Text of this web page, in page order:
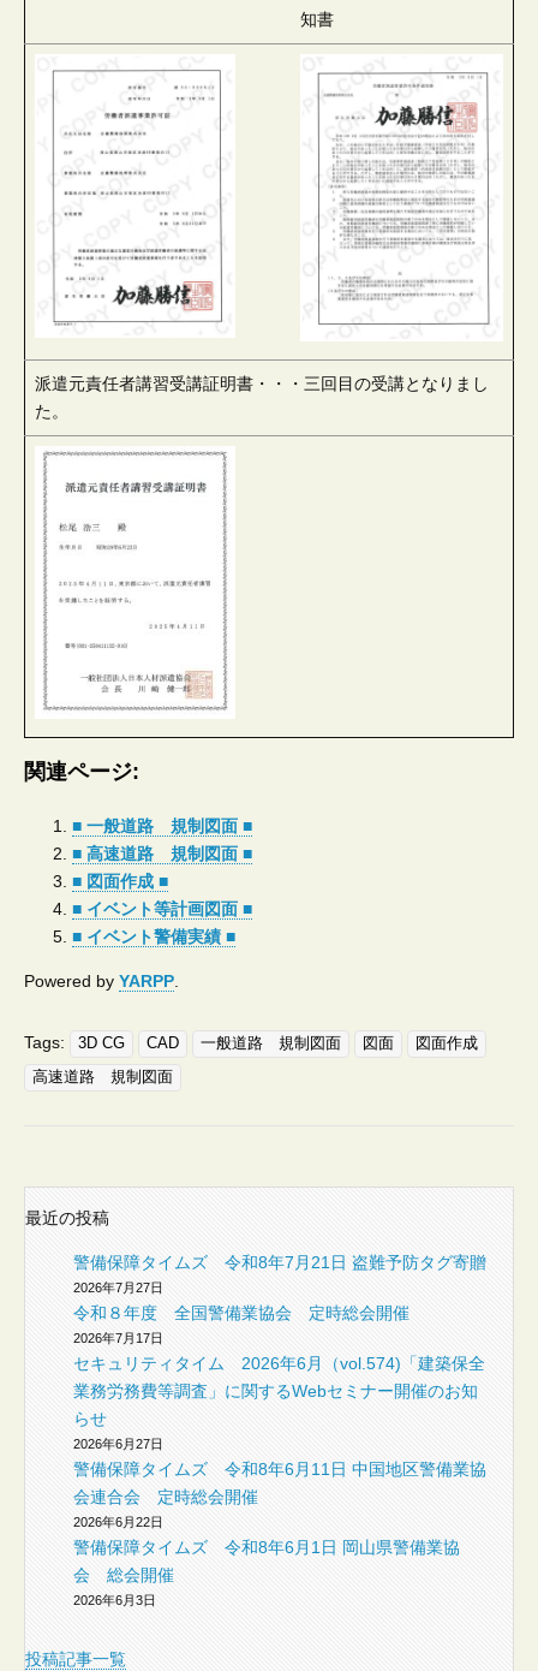
知書
派遣元責任者講習受講証明書・・・三回目の受講となりまし
た。
関連ページ:
■ 一般道路 規制図面 ■
■ 高速道路 規制図面 ■
■ 図面作成 ■
■ イベント等計画図面 ■
■ イベント警備実績 ■
Powered by YARPP
Tags: 3D CG CAD 一般道路 規制図面 図面
図面作成
高速道路 規制図面
最近の投稿
警備保障タイムズ 令和8年7月21日 盗難予防タグ寄贈
2026年7月27日
令和８年度 全国警備業協会 定時総会開催
2026年7月17日
セキュリティタイム 2026年6月（vol.574)「建築保全
業務労務費等調査」に関するWebセミナー開催のお知
らせ
2026年6月27日
警備保障タイムズ 令和8年6月11日 中国地区警備業協
会連合会 定時総会開催
2026年6月22日
警備保障タイムズ 令和8年6月1日 岡山県警備業協
会 総会開催
2026年6月3日
投稿記事一覧